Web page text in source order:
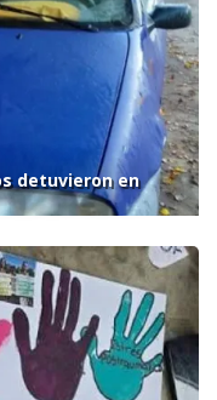
detuvieron en